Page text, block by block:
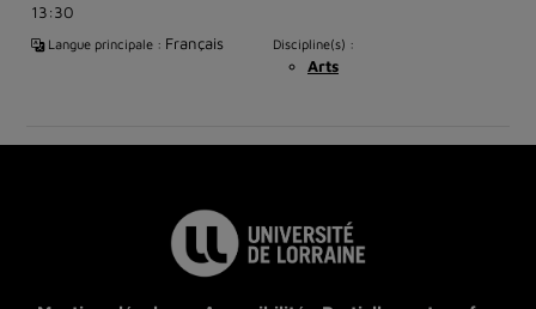
13:30
Langue principale : Français Discipline(s) :
Arts